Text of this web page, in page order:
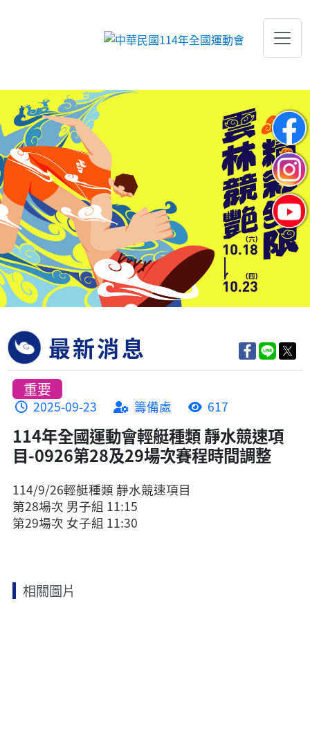
跳到主要內容
最新消息
重要
2025-09-23 籌備處 617
114年全國運動會輕艇種類 靜水競速項
目-0926第28及29場次賽程時間調整
114/9/26輕艇種類 靜水競速項目
第28場次 男子組 11:15
第29場次 女子組 11:30
相關圖片